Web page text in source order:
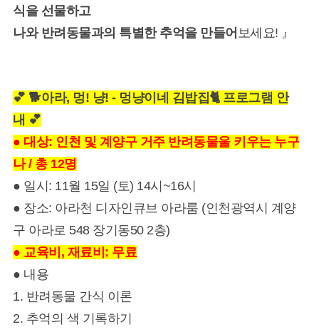
식을 선물하고
나와 반려동물과의 특별한 추억을 만들어 보세요! 』
💕 🐕 아라, 멍! 냥! - 멍냥이네 김밥집🐈 프로그램 안
내 💕
● 대상: 인천 및 계양구 거주 반려동물울 키우는 누구
나 / 총 12명
● 일시: 11월 15일 (토) 14시~16시
● 장소: 아라천 디자인큐브 아라룸 (인천광역시 계양
구 아라로 548 장기동50 2층)
● 교육비, 재료비: 무료
● 내용
1. 반려동물 간식 이론
2. 추억의 색 기록하기